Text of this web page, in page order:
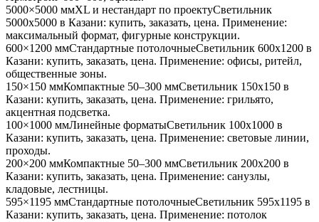
5000×5000 ммXL и нестандарт по проектуСветильник
5000x5000 в Казани: купить, заказать, цена. Применение:
максимальный формат, фигурные конструкции.
600×1200 ммСтандартные потолочныеСветильник 600x1200 в
Казани: купить, заказать, цена. Применение: офисы, ритейл,
общественные зоны.
150×150 ммКомпактные 50–300 ммСветильник 150x150 в
Казани: купить, заказать, цена. Применение: грильято,
акцентная подсветка.
100×1000 ммЛинейные форматыСветильник 100x1000 в
Казани: купить, заказать, цена. Применение: световые линии,
проходы.
200×200 ммКомпактные 50–300 ммСветильник 200x200 в
Казани: купить, заказать, цена. Применение: санузлы,
кладовые, лестницы.
595×1195 ммСтандартные потолочныеСветильник 595x1195 в
Казани: купить, заказать, цена. Применение: потолок